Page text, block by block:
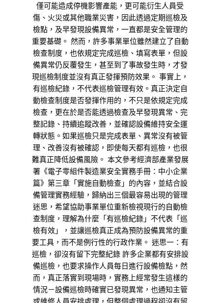
僅可能造成停機影響產能，更可能衍生人員受
傷、火災或其他職業災害，因此透過定期巡檢及
檢點，及早發現設備異常，一直都是安全管理的
重要基礎。 然而，許多事業單位雖然建立了自動
檢查制度，也依規定完成巡檢、填寫表單，但設
備異常仍反覆發生，甚至到了事故發生時，才發
現巡檢制度並沒有真正發揮預防效果。 事實上，
有巡檢紀錄，不代表巡檢管理有效。真正決定自
動檢查制度是否發揮作用的，不只是依規定完成
檢查，更在於是否能透過檢查及早發現異常、完
整記錄、持續追蹤改善，並確認設備維持安全運
轉狀態。如果巡檢只是完成表單、異常沒有被管
理、改善沒有被確認，即使每天都有巡檢，也很
難真正降低設備風險。 本文參考經濟部產業發展
署《電子零組件製造業安全實務手冊：中小企業
篇》第三章「實施自動檢查」的內容，並結合設
備管理實務經驗，歸納出三個最容易出現的管理
迷思，希望協助事業單位重新檢視現行的自動檢
查制度，理解為什麼「有巡檢紀錄」不代表「巡
檢有效」，並讓巡檢真正成為預防設備異常的重
要工具，而不是例行性的行政作業。 迷思一：有
巡檢，卻沒有留下完整紀錄 許多企業都有安排設
備巡檢，也要求操作人員每日進行設備檢點，然
而，真正落實到現場時，實務上經常發生這樣的
情況－設備巡檢時確實已發現異常，也通知主管
或維修人員安排處理，但整個處理過程卻沒有留